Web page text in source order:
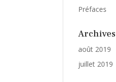
Préfaces
Archives
août 2019
juillet 2019